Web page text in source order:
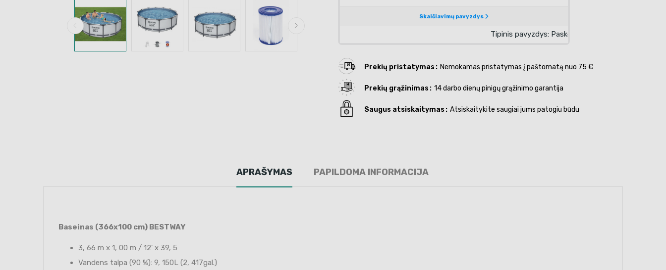
Prekių pristatymas Nemokamas pristatymas į paštomatą nuo 75 €
Prekių grąžinimas 14 darbo dienų pinigų grąžinimo garantija
Saugus atsiskaitymas Atsiskaitykite saugiai jums patogiu būdu
APRAŠYMAS PAPILDOMA INFORMACIJA
Baseinas (366x100 cm) BESTWAY
3, 66 m x 1, 00 m / 12' x 39, 5
Vandens talpa (90 %): 9, 150L (2, 417gal.)